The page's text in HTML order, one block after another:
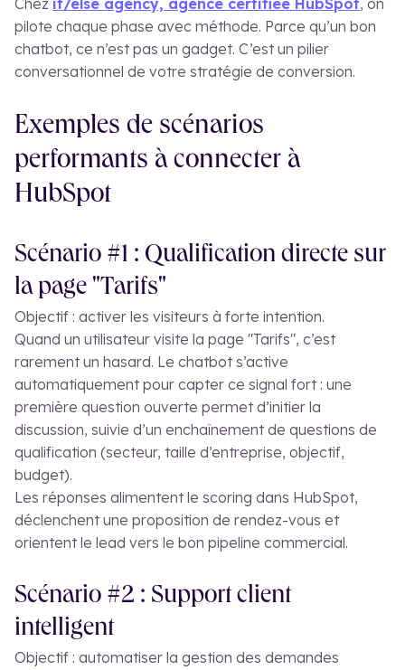
Chez if/else agency, agence certifiée HubSpot, on
pilote chaque phase avec méthode. Parce qu’un bon
chatbot, ce n’est pas un gadget. C’est un pilier
conversationnel de votre stratégie de conversion.
Exemples de scénarios
performants à connecter à
HubSpot
Scénario #1 : Qualification directe sur
la page "Tarifs"
Objectif : activer les visiteurs à forte intention.
Quand un utilisateur visite la page "Tarifs", c’est
rarement un hasard. Le chatbot s’active
automatiquement pour capter ce signal fort : une
première question ouverte permet d’initier la
discussion, suivie d’un enchaînement de questions de
qualification (secteur, taille d’entreprise, objectif,
budget).
Les réponses alimentent le scoring dans HubSpot,
déclenchent une proposition de rendez-vous et
orientent le lead vers le bon pipeline commercial.
Scénario #2 : Support client
intelligent
Objectif : automatiser la gestion des demandes